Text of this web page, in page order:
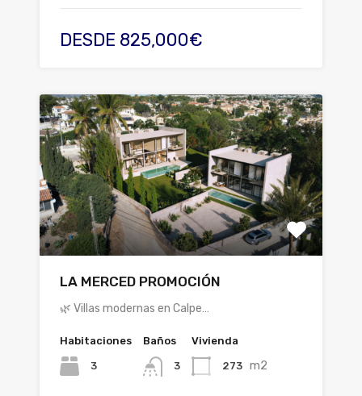
DESDE 825,000€
LA MERCED PROMOCIÓN
🌿 Villas modernas en Calpe…
Habitaciones
3
Baños
3
Vivienda
273 m2